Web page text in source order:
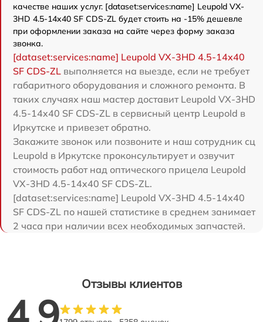
качестве наших услуг. [dataset:services:name] Leupold VX-
3HD 4.5-14x40 SF CDS-ZL будет стоить на -15% дешевле
при оформлении заказа на сайте через форму заказа
звонка.
[dataset:services:name] Leupold VX-3HD 4.5-14x40
SF CDS-ZL выполняется на выезде, если не требует
габаритного оборудования и сложного ремонта. В
таких случаях наш мастер доставит Leupold VX-3HD
4.5-14x40 SF CDS-ZL в сервисный центр Leupold в
Иркутске и привезет обратно.
Закажите звонок или позвоните и наш сотрудник сц
Leupold в Иркутске проконсультирует и озвучит
стоимость работ над оптического прицела Leupold
VX-3HD 4.5-14x40 SF CDS-ZL.
[dataset:services:name] Leupold VX-3HD 4.5-14x40
SF CDS-ZL по нашей статистике в среднем занимает
2 часа при наличии всех необходимых запчастей.
Отзывы клиентов